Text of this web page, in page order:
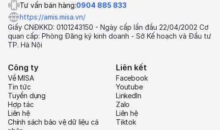
Tư vấn bán hàng:0904 885 833
https://amis.misa.vn/
Giấy CNĐKKD: 0101243150 - Ngày cấp lần đầu 22/04/2002 Cơ
quan cấp: Phòng Đăng ký kinh doanh - Sở Kế hoạch và Đầu tư
TP. Hà Nội
Công ty
Về MISA
Tin tức
Tuyển dụng
Hợp tác
Liên hệ
Chính sách bảo vệ dữ liệu cá
Liên kết
Facebook
Youtube
LinkedIn
Zalo
Liên hệ
Tiktok